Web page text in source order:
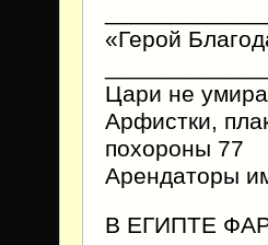
«Герой
Цари не
Арфистки,
похороны 77
Арендаторы
В ЕГИПТЕ